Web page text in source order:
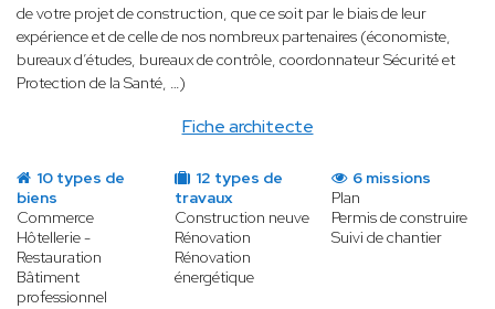
Fiche architecte
de votre projet de construction, que ce soit par le biais de leur
expérience et de celle de nos nombreux partenaires (économiste,
bureaux d’études, bureaux de contrôle, coordonnateur Sécurité et
Protection de la Santé, …)
10 types de
biens
Commerce
Hôtellerie -
Restauration
Bâtiment
professionnel
12 types de
travaux
Construction neuve
Rénovation
Rénovation
énergétique
6 missions
Plan
Permis de construire
Suivi de chantier